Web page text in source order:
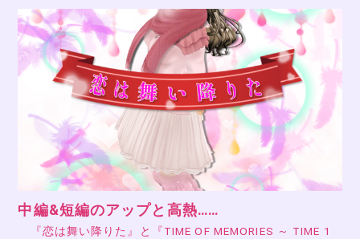
中編&短編のアップと高熱……
『恋は舞い降りた』と『TIME OF MEMORIES ～ TIME 1